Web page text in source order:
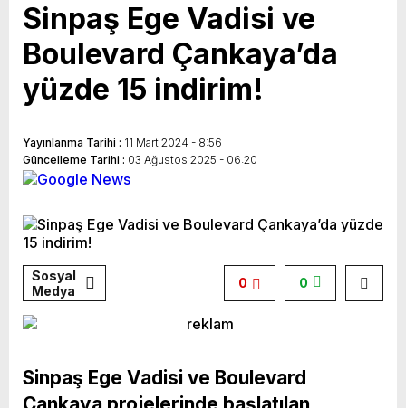
Sinpaş Ege Vadisi ve
Boulevard Çankaya’da
yüzde 15 indirim!
Yayınlanma Tarihi : 11 Mart 2024 - 8:56
Güncelleme Tarihi : 03 Ağustos 2025 - 06:20
Sosyal
Medya
0
0
Sinpaş Ege Vadisi ve Boulevard